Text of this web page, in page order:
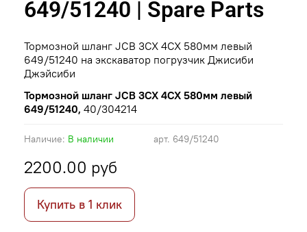
арт. 649/51240
Наличие: В наличии
649/51240 | Spare Parts
2200.00 руб
Купить в 1 клик
Тормозной шланг JCB 3CX 4CX 580мм левый
649/51240 на экскаватор погрузчик Джисиби
Джэйсиби
Тормозной шланг JCB 3CX 4CX 580мм левый
649/51240, 40/304214